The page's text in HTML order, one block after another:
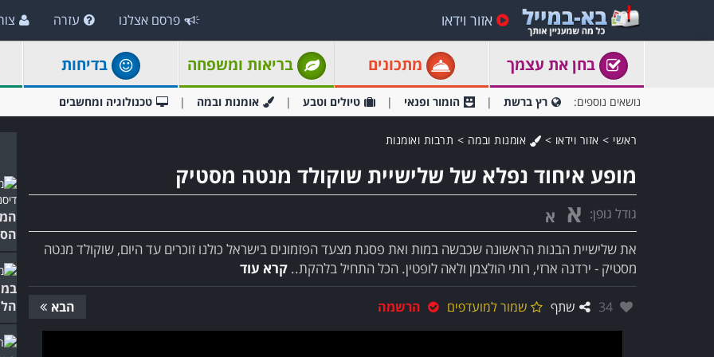
אזור וידאו פרסם אצלנו עזרה
בחן את עצמך מתכונים בריאות ומשפחה בדיחות
נושאים נוספים: רץ ברשת הומור ופנאי טיולים וטבע אומנות ובמה טכנולוגיה ומחשבים
ראשי > אזור וידאו > אומנות ובמה > תרבות ואומנות
מופע איחוד נפלא של שלישיית שוקולד מנטה מסטיק
גודל גופן: א א
את שלישיית הבנות הראשונה שכבשה במות ואת פסגת מצעד הפזמונים בישראל כולנו זוכרים עד היום, שוקולד מנטה
מסטיק - ירדנה ארזי, רותי הולצמן ולאה לופטין. הכל התחיל בלהקת.. קרא עוד
אהבו:
34 שתף שמור למועדפים הרשמה הבא